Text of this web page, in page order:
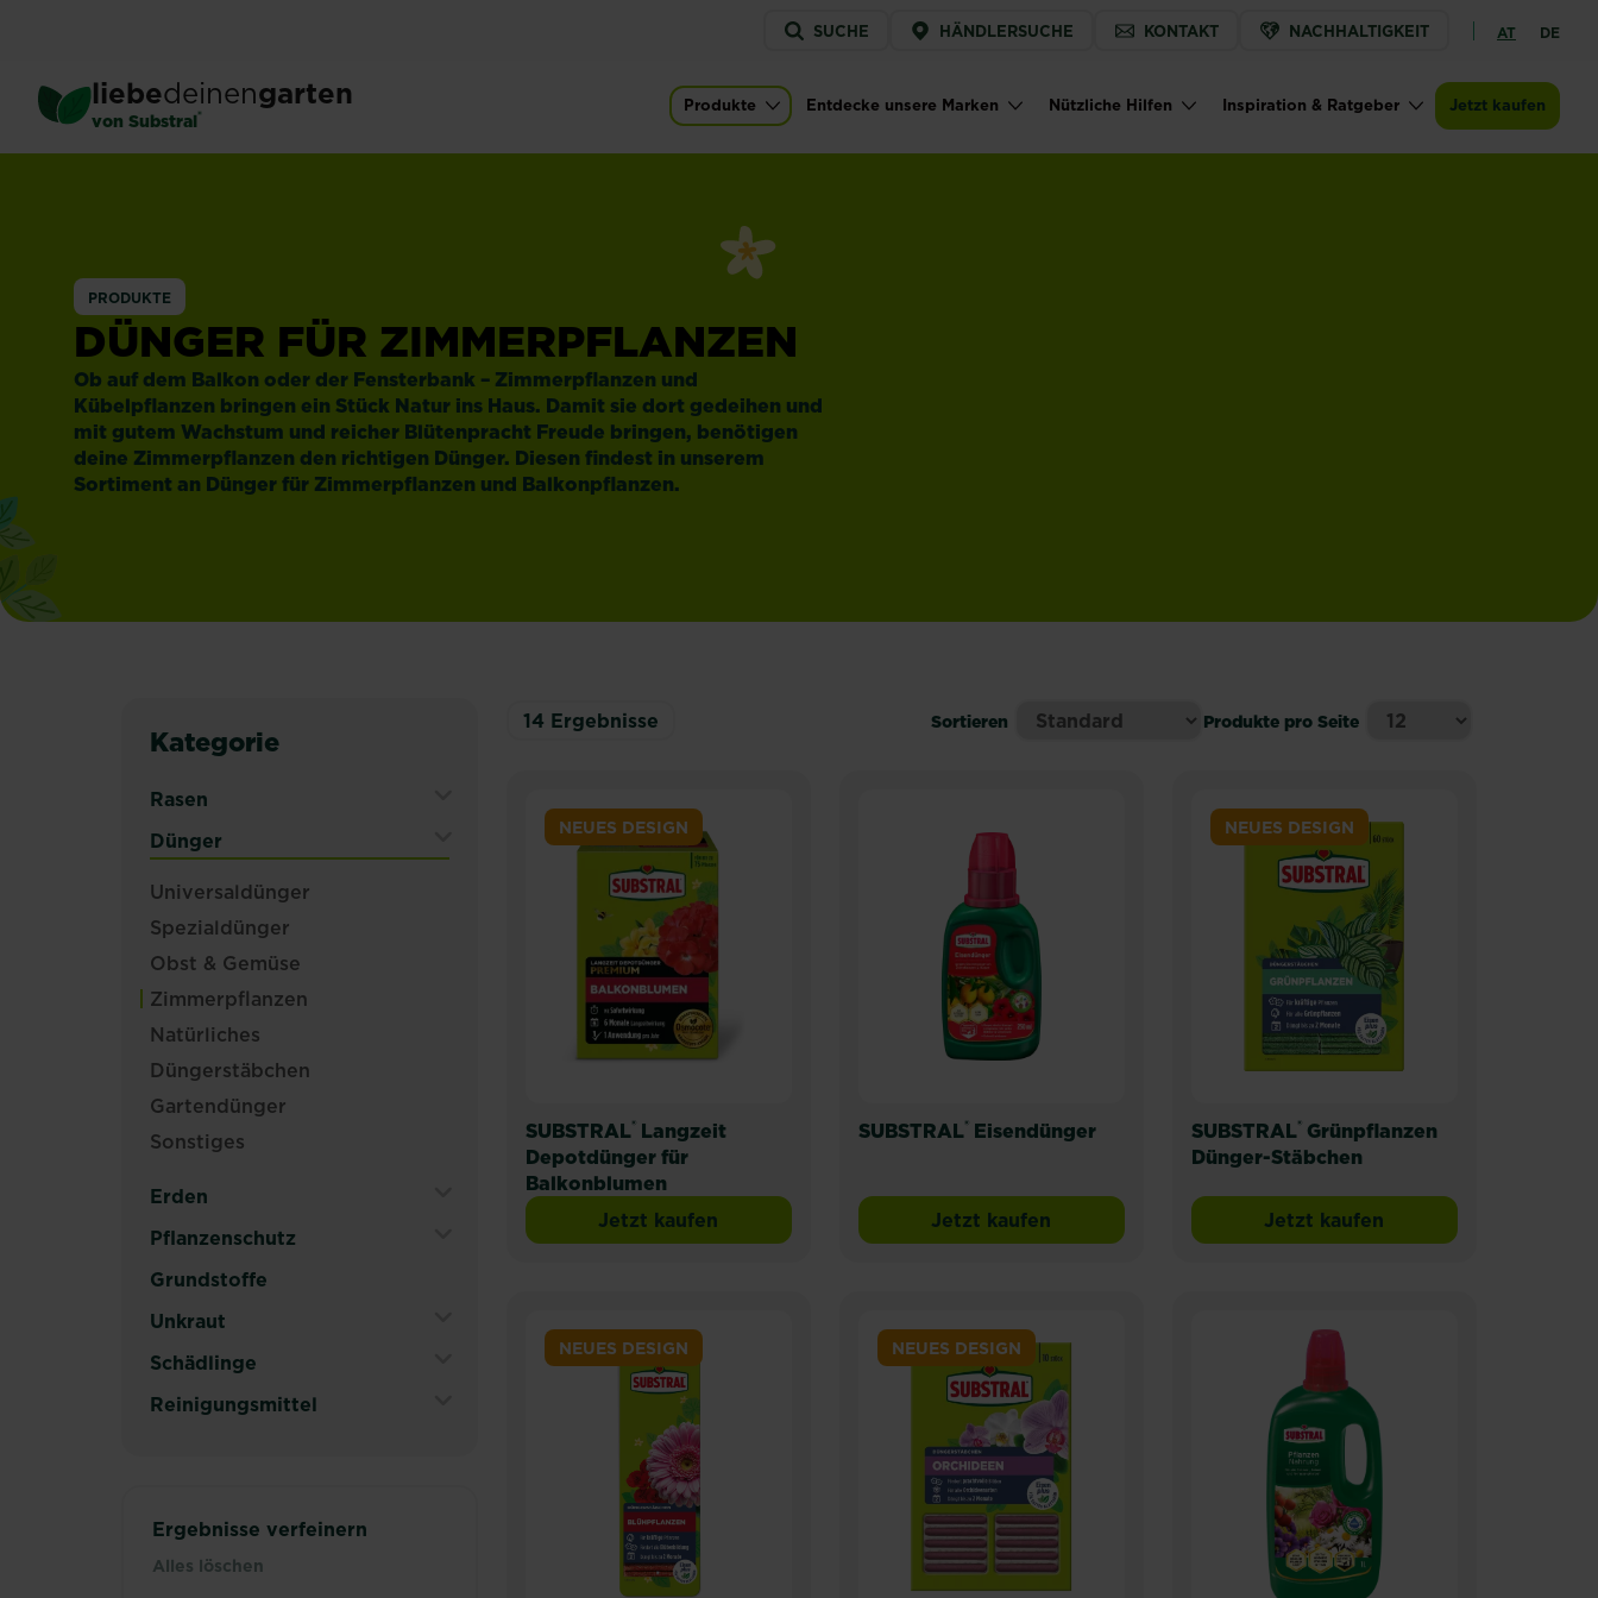
content
Service
menu
SUCHE HÄNDLERSUCHE KONTAKT NACHHALTIGKEIT AT DE
liebedeinengarten
von Substral® Main navigation
Produkte Entdecke unsere Marken Nützliche Hilfen Inspiration & Ratgeber Jetzt kaufen
PRODUKTE
DÜNGER FÜR ZIMMERPFLANZEN
Ob auf dem Balkon oder der Fensterbank – Zimmerpflanzen und
Kübelpflanzen bringen ein Stück Natur ins Haus. Damit sie dort gedeihen und
mit gutem Wachstum und reicher Blütenpracht Freude bringen, benötigen
deine Zimmerpflanzen den richtigen Dünger. Diesen findest in unserem
Sortiment an Dünger für Zimmerpflanzen und Balkonpflanzen.
Kategorie
Rasen
Expand
Secondary
Navigation
Menu
Dünger
Expand
Navigation
Menu
Universaldünger
Spezialdünger
Obst & Gemüse
Zimmerpflanzen
Natürliches
Düngerstäbchen
Gartendünger
Sonstiges
Erden
Expand
Navigation
Menu
Pflanzenschutz
Expand
Navigation
Menu
Grundstoffe
Unkraut
Expand
Navigation
Schädlinge
Expand
Reinigungsmittel
Menu
Ergebnisse verfeinern
Alles löschen
14 Ergebnisse Sortieren Produkte pro Seite
SUBSTRAL® Langzeit
Depotdünger für
Balkonblumen
Jetzt kaufenSUBSTRAL® Langzeit Depotdünger für Balkonblumen
NEUES DESIGN
SUBSTRAL® Eisendünger
Jetzt kaufenSUBSTRAL® Eisendünger
SUBSTRAL® Grünpflanzen
Dünger-Stäbchen
Jetzt kaufenSUBSTRAL® Grünpflanzen
NEUES DESIGN
NEUES DESIGN NEUES DESIGN